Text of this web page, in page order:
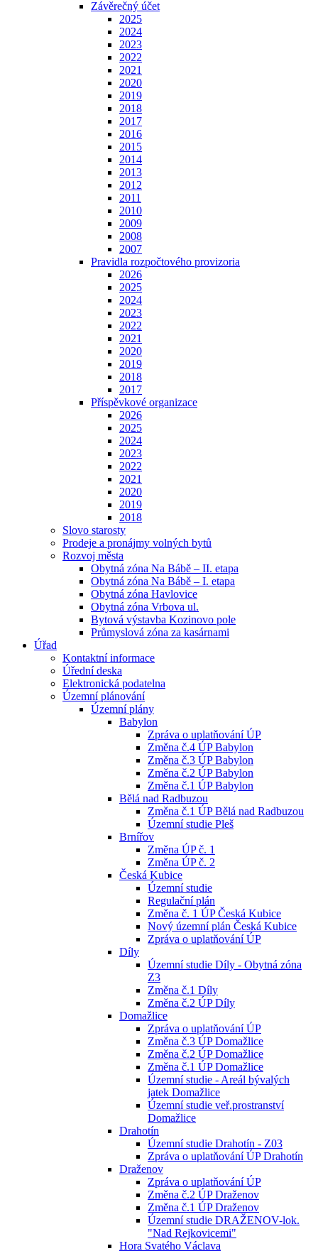
Závěrečný účet
2025
2024
2023
2022
2021
2020
2019
2018
2017
2016
2015
2014
2013
2012
2011
2010
2009
2008
2007
Pravidla rozpočtového provizoria
2026
2025
2024
2023
2022
2021
2020
2019
2018
2017
Příspěvkové organizace
2026
2025
2024
2023
2022
2021
2020
2019
2018
Slovo starosty
Prodeje a pronájmy volných bytů
Rozvoj města
Obytná zóna Na Bábě – II. etapa
Obytná zóna Na Bábě – I. etapa
Obytná zóna Havlovice
Obytná zóna Vrbova ul.
Bytová výstavba Kozinovo pole
Průmyslová zóna za kasárnami
Úřad
Kontaktní informace
Úřední deska
Elektronická podatelna
Územní plánování
Územní plány
Babylon
Zpráva o uplatňování ÚP
Změna č.4 ÚP Babylon
Změna č.3 ÚP Babylon
Změna č.2 ÚP Babylon
Změna č.1 ÚP Babylon
Bělá nad Radbuzou
Změna č.1 ÚP Bělá nad Radbuzou
Územní studie Pleš
Brnířov
Změna ÚP č. 1
Změna ÚP č. 2
Česká Kubice
Územní studie
Regulační plán
Změna č. 1 ÚP Česká Kubice
Nový územní plán Česká Kubice
Zpráva o uplatňování ÚP
Díly
Územní studie Díly - Obytná zóna
Z3
Změna č.1 Díly
Změna č.2 ÚP Díly
Domažlice
Zpráva o uplatňování ÚP
Změna č.3 ÚP Domažlice
Změna č.2 ÚP Domažlice
Změna č.1 ÚP Domažlice
Územní studie - Areál bývalých
jatek Domažlice
Územní studie veř.prostranství
Domažlice
Drahotín
Územní studie Drahotín - Z03
Zpráva o uplatňování ÚP Drahotín
Draženov
Zpráva o uplatňování ÚP
Změna č.2 ÚP Draženov
Změna č.1 ÚP Draženov
Územní studie DRAŽENOV-lok.
"Nad Rejkovicemi"
Hora Svatého Václava